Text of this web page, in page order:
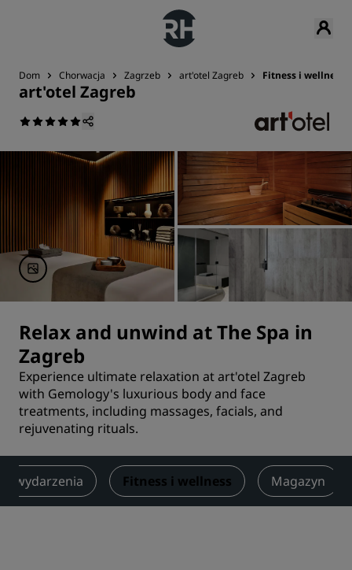
Dom Chorwacja Zagrzeb art'otel Zagreb Fitness i wellness
art'otel Zagreb
Relax and unwind at The Spa in
Zagreb
Experience ultimate relaxation at art'otel Zagreb
with Gemology's luxurious body and face
treatments, including massages, facials, and
rejuvenating rituals.
i wydarzenia Fitness i wellness Magazyn